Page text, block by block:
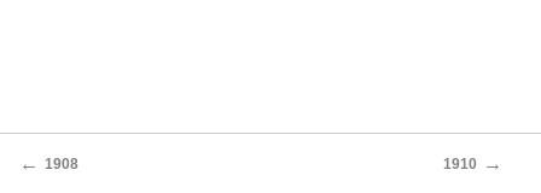
← 1908 1910 →